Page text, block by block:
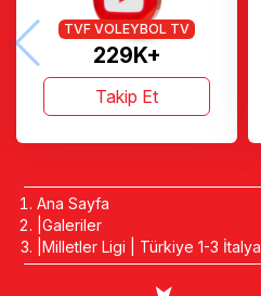
229K+
TVF VOLEYBOL TV
Takip Et
Ana Sayfa
Galeriler
Milletler Ligi | Türkiye 1-3 İtalya